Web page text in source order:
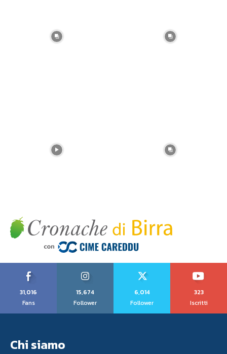
31,016
Fans
15,674
Follower
6,014
Follower
323
Iscritti
Chi siamo